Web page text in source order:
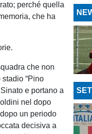
perché quella
che ha
che non
“Pino
e portano a
nel dopo
un periodo
decisiva a